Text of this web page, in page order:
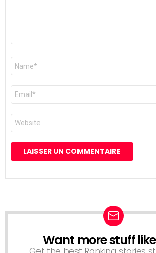
Nom
E-
mail
*
Site
web
NEWSLETTER
Want more stuff